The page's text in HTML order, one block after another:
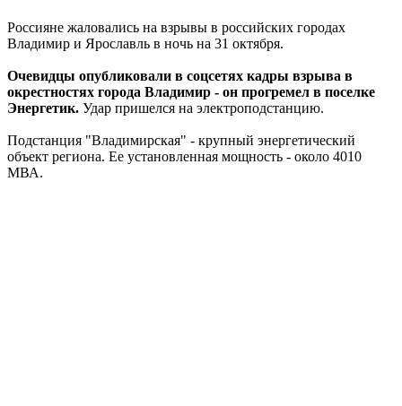
Россияне жаловались на взрывы в российских городах
Владимир и Ярославль в ночь на 31 октября.
Очевидцы опубликовали в соцсетях кадры взрыва в
окрестностях города Владимир - он прогремел в поселке
Энергетик. Удар пришелся на электроподстанцию.
Подстанция "Владимирская" - крупный энергетический
объект региона. Ее установленная мощность - около 4010
МВА.